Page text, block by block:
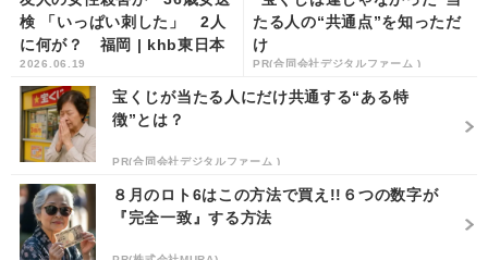
検 「いっぱい刺した」 2人
に何が？ 福岡 | khb東日本
放送
2026.06.19
たる人の“共通点”を知っただ
け
PR(合同会社デジタルファーム )
宝くじが当たる人にだけ共通する“ある特
徴”とは？
PR(合同会社デジタルファーム )
８月のロト6はこの方法で買え!!６つの数字が
『完全一致』する方法